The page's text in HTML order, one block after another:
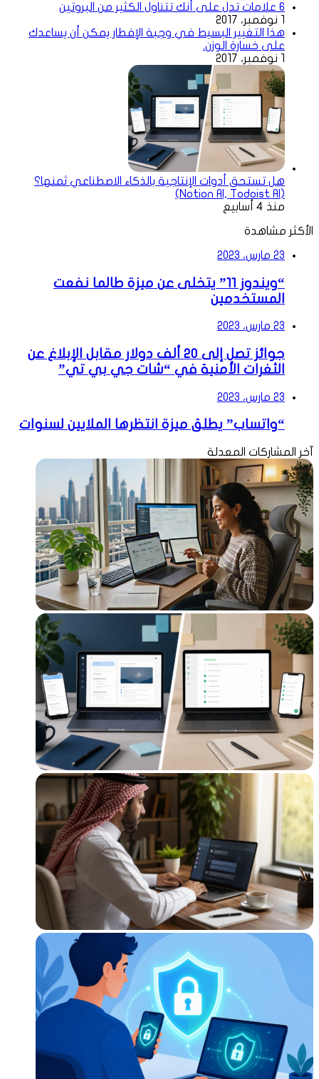
6 علامات تدل على أنك تتناول الكثير من البروتين
1 نوفمبر، 2017
هذا التغيير البسيط في وجبة الإفطار يمكن أن يساعدك
على خسارة الوزن.
1 نوفمبر، 2017
هل تستحق أدوات الإنتاجية بالذكاء الاصطناعي ثمنها؟
(Notion AI, Todoist AI)
منذ 4 أسابيع
الأكثر مشاهدة
23 مارس، 2023
“ويندوز 11” يتخلى عن ميزة طالما نفعت
المستخدمين
23 مارس، 2023
جوائز تصل إلى 20 ألف دولار مقابل الإبلاغ عن
الثغرات الأمنية في “شات جي بي تي”
23 مارس، 2023
“واتساب” يطلق ميزة انتظرها الملايين لسنوات
آخر المشاركات المعدلة